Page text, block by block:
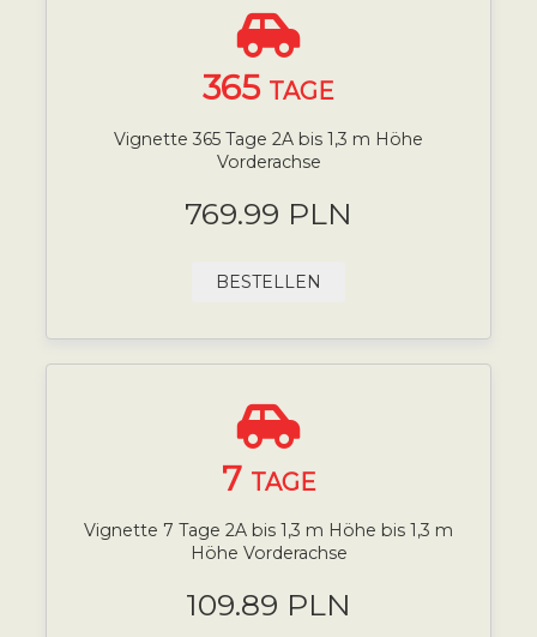
365 TAGE
Vignette 365 Tage 2A bis 1,3 m Höhe
Vorderachse
769.99 PLN
BESTELLEN
7 TAGE
Vignette 7 Tage 2A bis 1,3 m Höhe bis 1,3 m
Höhe Vorderachse
109.89 PLN